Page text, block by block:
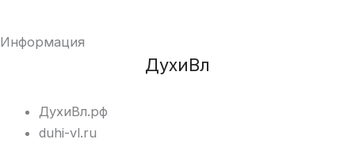
Информация
ДухиВл
ДухиВл.рф
duhi-vl.ru